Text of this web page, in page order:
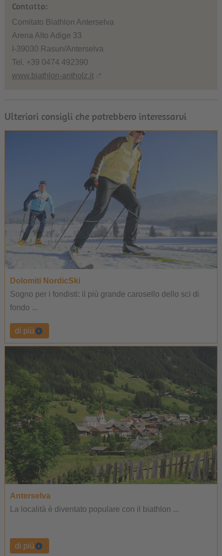
Contatto:
Comitato Biathlon Anterselva
Arena Alto Adige 33
I-39030 Rasun/Anterselva
Tel. +39 0474 492390
www.biathlon-antholz.it
Ulteriori consigli che potrebbero interessarvi
Dolomiti NordicSki
Sogno per i fondisti: il più grande carosello dello sci di
fondo ...
di più
Anterselva
La località è diventato populare con il biathlon ...
di più